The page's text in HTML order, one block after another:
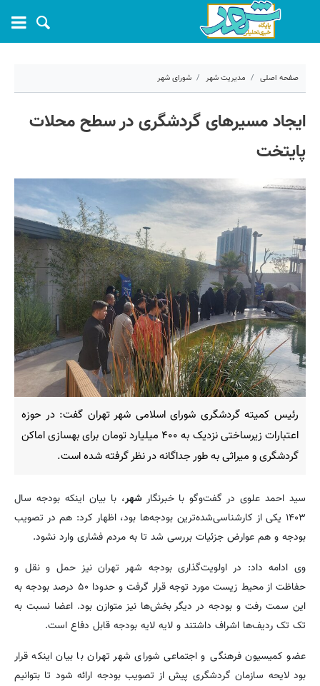
صفحه اصلی مدیریت شهر شورای شهر
ایجاد مسیرهای گردشگری در سطح محلات
پایتخت
رئیس کمیته گردشگری شورای اسلامی شهر تهران گفت: در حوزه
اعتبارات زیرساختی نزدیک به ۴۰۰ میلیارد تومان برای بهسازی اماکن
گردشگری و میراثی به طور جداگانه در نظر گرفته شده است.
سید احمد علوی در گفت‌وگو با خبرنگارشهر، با بیان اینکه بودجه سال
۱۴۰۳ یکی از کارشناسی‌شده‌ترین بودجه‌ها بود، اظهار کرد: هم در تصویب
بودجه و هم عوارض جزئیات بررسی شد تا به مردم فشاری وارد نشود.
وی ادامه داد: در اولویت‌گذاری بودجه شهر تهران نیز حمل و نقل و
حفاظت از محیط زیست مورد توجه قرار گرفت و حدودا ۵۰ درصد بودجه‌ به
این سمت رفت و بودجه در دیگر بخش‌ها نیز متوازن بود. اعضا نسبت به
تک تک ردیف‌ها اشراف داشتند و لایه لایه بودجه قابل دفاع است.
عضو کمیسیون فرهنگی و اجتماعی شورای شهر تهران با بیان اینکه قرار
بود لایحه سازمان گردشگری پیش از تصویب بودجه ارائه شود تا بتوانیم